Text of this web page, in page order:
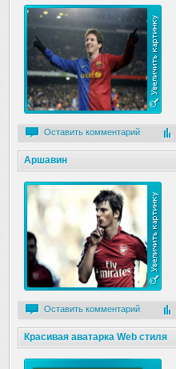
Оставить комментарий
Аршавин
Оставить комментарий
Красивая аватарка Web стиля